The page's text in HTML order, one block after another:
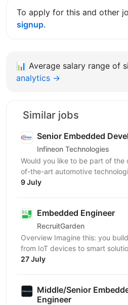
To apply for this and other
signup.
📊 Average salary range of
analytics →
Similar jobs
Senior Embedded
Infineon Technologies
Would you like to be part of
of-the-art automotive
interest in human-machine
9 July
Embedded Engineer
RecruitGarden
Overview Imagine this: you
from IoT devices to smart
security. We’re looking for an
27 July
Middle/Senior
Engineer